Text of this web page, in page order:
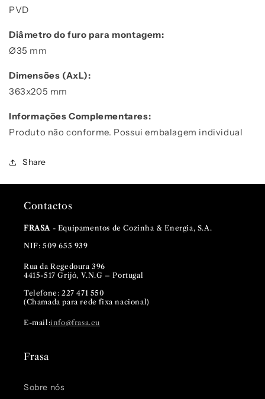
PVD
Diâmetro do furo para montagem:
Ø35 mm
Dimensões (AxL):
363x205 mm
Informações Complementares:
Produto não conforme. Possui embalagem individual
Share
Contactos
FRASA - Equipamentos de Cozinha & Energia, S.A.
NIF: 509 655 939
Rua da Regedoura 396
4415-517 Grijó, V.N.G – Portugal
Telefone: 227 471 550
(Chamada para rede fixa nacional)
E-mail:info@frasa.eu
Frasa
Sobre nós